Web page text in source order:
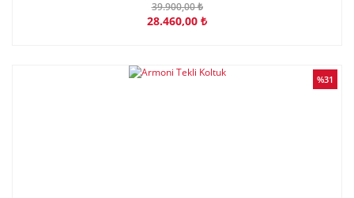
39.900,00 ₺
28.460,00 ₺
%31